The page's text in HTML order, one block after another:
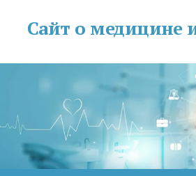
Сайт о медицине